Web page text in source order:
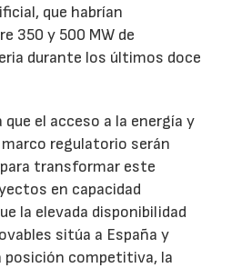
que habrían
350 y 500 MW de
durante los últimos doce
que el acceso a la energía y
regulatorio serán
transformar este
en capacidad
la elevada disponibilidad
sitúa a España y
posición competitiva, la